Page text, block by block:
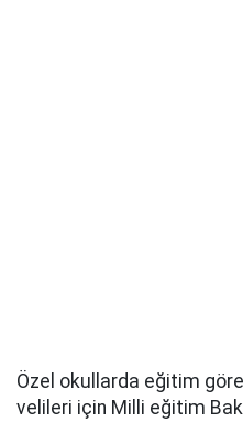
Özel okullarda eğitim
velileri için Milli eğitim